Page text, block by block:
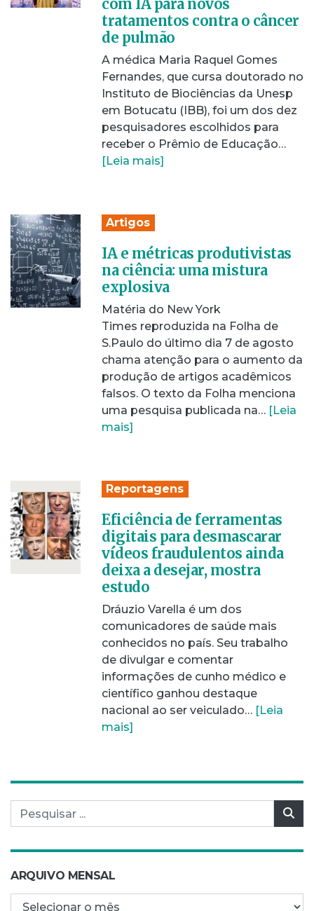
com IA para novos
tratamentos contra o câncer
de pulmão
A médica Maria Raquel Gomes
Fernandes, que cursa doutorado no
Instituto de Biociências da Unesp
em Botucatu (IBB), foi um dos dez
pesquisadores escolhidos para
receber o Prêmio de Educação…
[Leia mais]
Artigos
IA e métricas produtivistas
na ciência: uma mistura
explosiva
Matéria do New York
Times reproduzida na Folha de
S.Paulo do último dia 7 de agosto
chama atenção para o aumento da
produção de artigos acadêmicos
falsos. O texto da Folha menciona
uma pesquisa publicada na… [Leia
mais]
Reportagens
Eficiência de ferramentas
digitais para desmascarar
vídeos fraudulentos ainda
deixa a desejar, mostra
estudo
Dráuzio Varella é um dos
comunicadores de saúde mais
conhecidos no país. Seu trabalho
de divulgar e comentar
informações de cunho médico e
científico ganhou destaque
nacional ao ser veiculado… [Leia
mais]
Pesquisar por:
ARQUIVO MENSAL
Arquivo mensal